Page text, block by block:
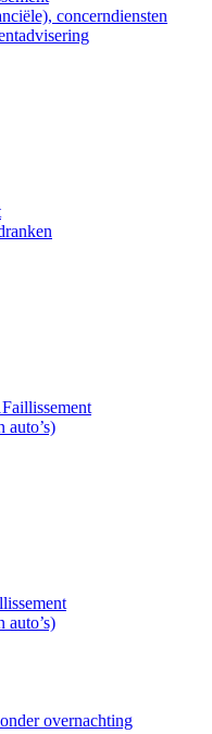
concerndiensten
Faillissement
auto’s)
auto’s)
overnachting